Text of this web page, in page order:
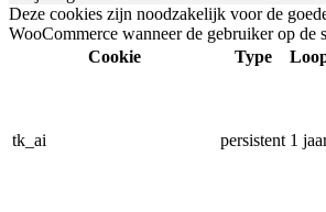
Deze cookies zijn noodzakelijk voor de
WooCommerce wanneer de gebruiker op de
Cookie
Type
tk_ai persistent 1